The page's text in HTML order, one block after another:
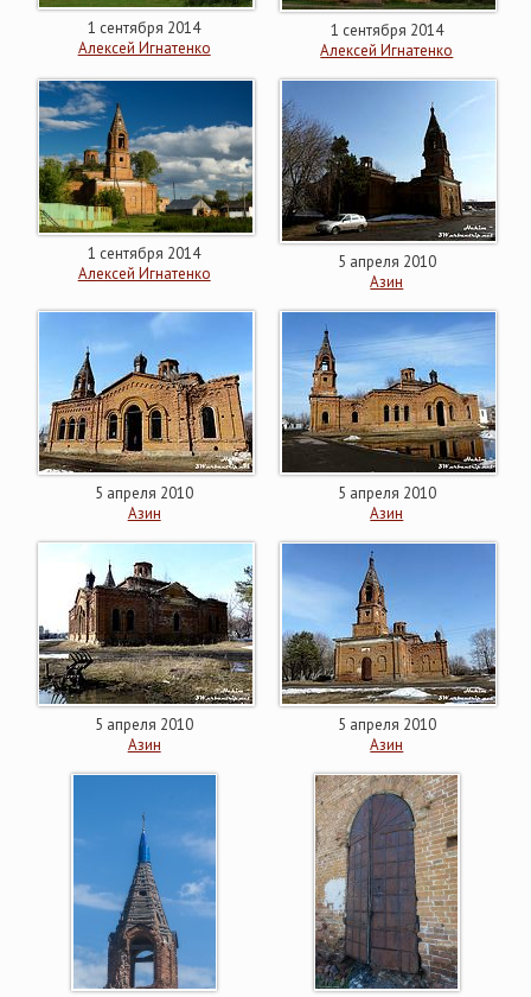
1 сентября 2014
Алексей Игнатенко
1 сентября 2014
Алексей Игнатенко
1 сентября 2014
Алексей Игнатенко
5 апреля 2010
Азин
5 апреля 2010
Азин
5 апреля 2010
Азин
5 апреля 2010
Азин
5 апреля 2010
Азин